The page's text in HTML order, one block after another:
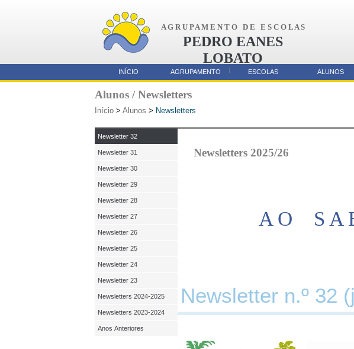
A G R U P A M E N T O D E E S C O L A S
PEDRO EANES
LOBATO
AMORA
Alunos / Newsletters
Início > Alunos > Newsletters
Parcerias
Newsletters 2025/26
A O S A
Newsletter n.º 32
Newsletter 32
Newsletter 31
Newsletter 30
Newsletter 29
Newsletter 28
Newsletter 27
Newsletter 26
Newsletter 25
Newsletter 24
Newsletter 23
Newsletters 2024-2025
Newsletters 2023-2024
Anos Anteriores
INÍCIO AGRUPAMENTO ESCOLAS ALUNOS